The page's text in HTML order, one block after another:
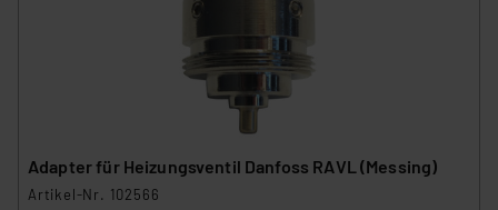
Adapter für Heizungsventil Danfoss RAVL (Messing)
Artikel-Nr. 102566